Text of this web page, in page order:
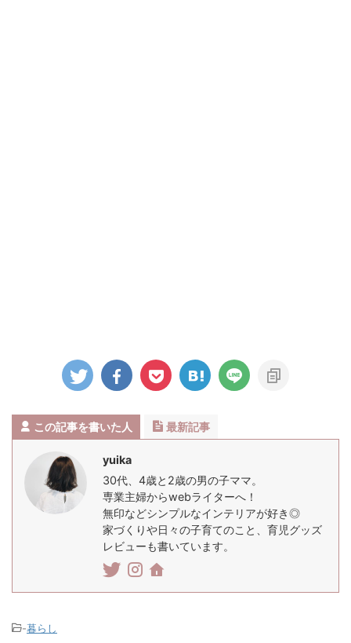
この記事を書いた人 最新記事
yuika
30代、4歳と2歳の男の子ママ。
専業主婦からwebライターへ！
無印などシンプルなインテリアが好き◎
家づくりや日々の子育てのこと、育児グッズ
レビューも書いています。
-暮らし